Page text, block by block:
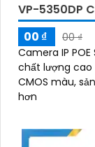
VP-5350DP
00 ₫
00 ₫
Camera IP
chất lượng cao
CMOS màu,
hơn